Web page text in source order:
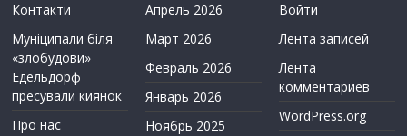
Контакти
Муніципали біля
«злобудови»
Едельдорф
пресували киянок
Про нас
Апрель 2026
Март 2026
Февраль 2026
Январь 2026
Ноябрь 2025
Войти
Лента записей
Лента
комментариев
WordPress.org